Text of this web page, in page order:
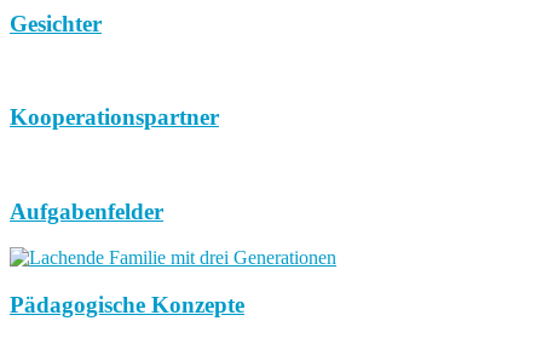
Gesichter
Kooperationspartner
Aufgabenfelder
Pädagogische Konzepte